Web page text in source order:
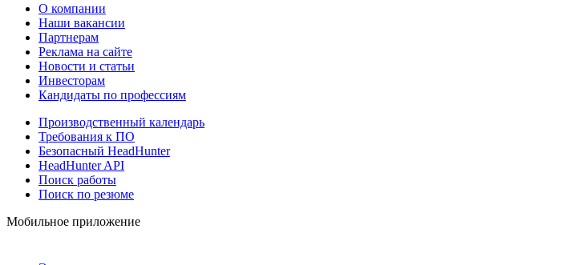
О компании
Наши вакансии
Партнерам
Реклама на сайте
Новости и статьи
Инвесторам
Кандидаты по профессиям
Производственный календарь
Требования к ПО
Безопасный HeadHunter
HeadHunter API
Поиск работы
Поиск по резюме
Мобильное приложение